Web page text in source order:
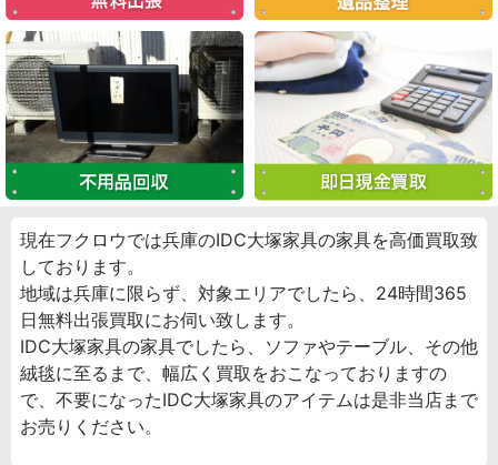
現在フクロウでは兵庫のIDC大塚家具の家具を高価買取致
しております。
地域は兵庫に限らず、対象エリアでしたら、24時間365
日無料出張買取にお伺い致します。
IDC大塚家具の家具でしたら、ソファやテーブル、その他
絨毯に至るまで、幅広く買取をおこなっておりますの
で、不要になったIDC大塚家具のアイテムは是非当店まで
お売りください。